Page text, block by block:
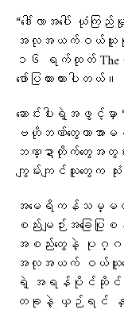
“ဒေါ်လာအပေါ် ယုံက
အလုအယက်ဝယ်ယူစုဆေ
၁၆ ရက်ထုတ် The
ဖော်ပြထားထားပါတယ်။
ဆောင်းပါးရဲ့အဖွင့်
ဗဟိုဘဏ်တွေဟာအ
ဘဏ္ဍာတိုက်တွေအတွင်
ကျွမ်းကျင်သူတွေက သုံ
အမေရိကန်သမ္မတ
စည်းမျဉ်းအခြေ
အစည်းတွေနဲ့ ပုဂ္ဂ
အလုအယက် ဝယ်ယူန
ရဲ့ အရန်ပိုင်ဆိုင်
တခုနဲ့ ယှဉ်ရင် နှ